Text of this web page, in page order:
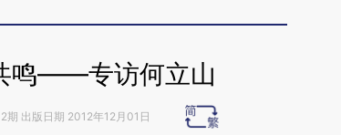
鸣——专访何立山
期 出版日期 2012年12月01日